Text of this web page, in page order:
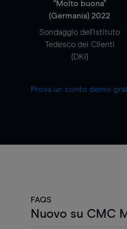
"Molto buona"
(Germania) 2022
Sondaggio dell'Istituto
Tedesco dei Clienti
(DKI)
Prova un conto demo
FAQS
Nuovo su CMC